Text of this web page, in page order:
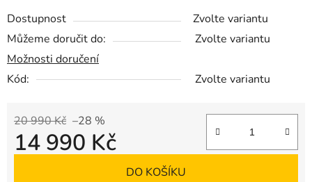
Dostupnost
Zvolte variantu
Můžeme doručit do:
Zvolte variantu
Možnosti doručení
Kód:
Zvolte variantu
20 990 Kč –28 %
14 990 Kč
DO KOŠÍKU